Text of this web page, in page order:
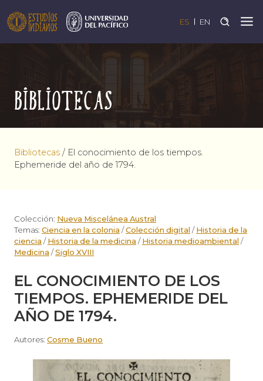
ES EN
Bibliotecas
Bibliotecas / El conocimiento de los tiempos.
Ephemeride del año de 1794.
Colección: Nueva Miscelánea Austral
Temas: Ciencia en la colonia /Colección digital /Historia de la
ciencia /Historia de la medicina /Historia medioambiental /
Medicina /Siglo XVIII
EL CONOCIMIENTO DE LOS
TIEMPOS. EPHEMERIDE DEL
AÑO DE 1794.
Autores: Cosme Bueno